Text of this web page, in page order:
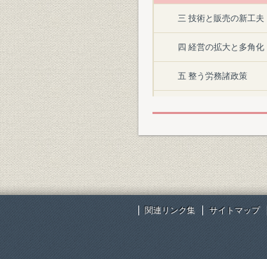
三 技術と販売の新工夫
四 経営の拡大と多角化
五 整う労務諸政策
第三章 激動の昭和前期(昭
一 昭和不況からの脱出
二 操業短縮下の経営努
関連リンク集 サイトマップ